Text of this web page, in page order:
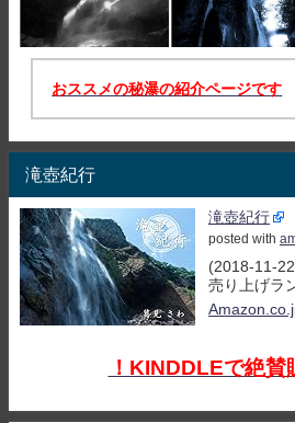
おススメの秘瀑の紹介ページです
滝壺紀行
滝壺紀行
posted with
(2018-11-
売り上げラ
！KINDDLEで絶賛